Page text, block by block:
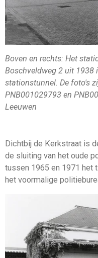
Boven en rechts: Het
Boschveldweg 2 uit 1938
stationstunnel. De foto's
PNB001029793 en
Leeuwen
Dichtbij de Kerkstraat is
de sluiting van het oude
tussen 1965 en 1971 het
het voormalige